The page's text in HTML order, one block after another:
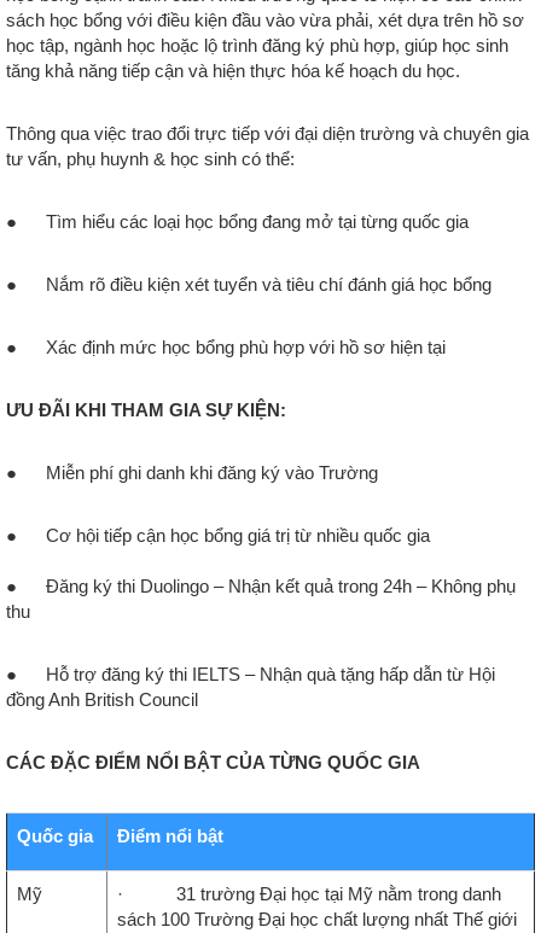
sách học bổng với điều kiện đầu vào vừa phải, xét dựa trên hồ sơ
học tập, ngành học hoặc lộ trình đăng ký phù hợp, giúp học sinh
tăng khả năng tiếp cận và hiện thực hóa kế hoạch du học.
Thông qua việc trao đổi trực tiếp với đại diện trường và chuyên gia
tư vấn, phụ huynh & học sinh có thể:
● Tìm hiểu các loại học bổng đang mở tại từng quốc gia
● Nắm rõ điều kiện xét tuyển và tiêu chí đánh giá học bổng
● Xác định mức học bổng phù hợp với hồ sơ hiện tại
ƯU ĐÃI KHI THAM GIA SỰ KIỆN:
● Miễn phí ghi danh khi đăng ký vào Trường
● Cơ hội tiếp cận học bổng giá trị từ nhiều quốc gia
● Đăng ký thi Duolingo – Nhận kết quả trong 24h – Không phụ
thu
● Hỗ trợ đăng ký thi IELTS – Nhận quà tặng hấp dẫn từ Hội
đồng Anh British Council
CÁC ĐẶC ĐIỂM NỔI BẬT CỦA TỪNG QUỐC GIA
Quốc gia Điểm nổi bật
Mỹ
· 31 trường Đại học tại Mỹ nằm trong danh
sách 100 Trường Đại học chất lượng nhất Thế giới